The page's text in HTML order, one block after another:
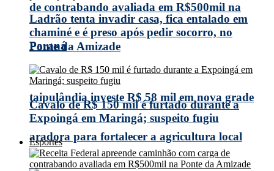
de contrabando avaliada em R$500mil na
Ponte da Amizade
taipulândia investe R$ 58 mil em nova grade
aradora para fortalecer a agricultura local
Ladrão tenta invadir casa, fica entalado em
chaminé e é preso após pedir socorro, no
Paraná
Cavalo de R$ 150 mil é furtado durante a
Expoingá em Maringá; suspeito fugiu
Esportes